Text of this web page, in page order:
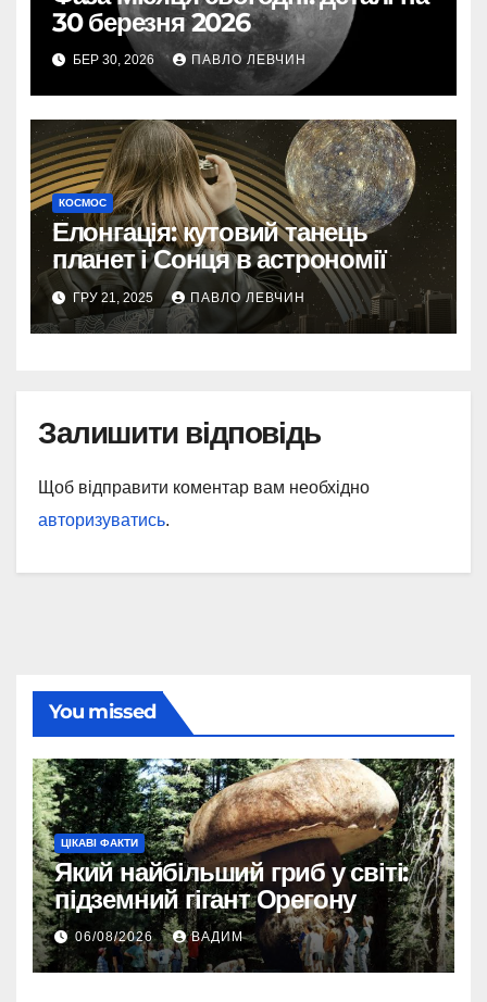
30 березня 2026
БЕР 30, 2026 ПАВЛО ЛЕВЧИН
КОСМОС
Елонгація: кутовий танець
планет і Сонця в астрономії
ГРУ 21, 2025 ПАВЛО ЛЕВЧИН
Залишити відповідь
Щоб відправити коментар вам необхідно
авторизуватись.
You missed
ЦІКАВІ ФАКТИ
Який найбільший гриб у світі:
підземний гігант Орегону
06/08/2026 ВАДИМ